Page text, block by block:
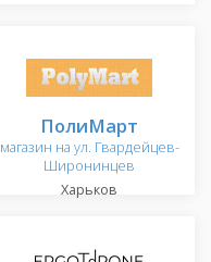
ПолиМарт
магазин на ул. Гвардейцев-
Широнинцев
Харьков